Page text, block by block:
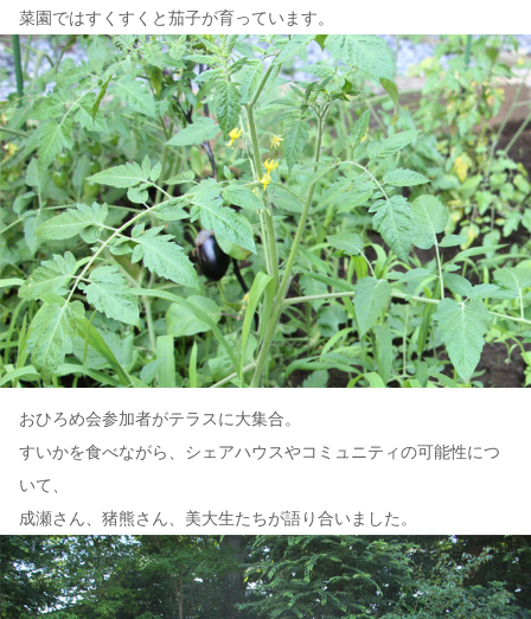
菜園ではすくすくと茄子が育っています。
おひろめ会参加者がテラスに大集合。
すいかを食べながら、シェアハウスやコミュニティの可能性につ
いて、
成瀬さん、猪熊さん、美大生たちが語り合いました。